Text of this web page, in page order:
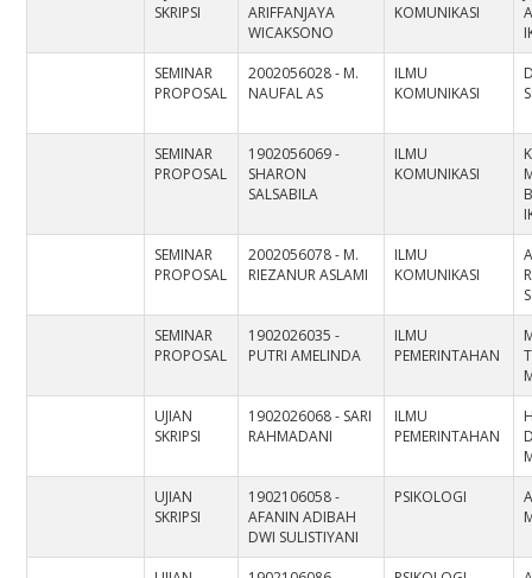
SKRIPSI
ARIFFANJAYA
WICAKSONO
KOMUNIKASI
SEMINAR
PROPOSAL
2002056028 - M.
NAUFAL AS
ILMU
KOMUNIKASI
SEMINAR
PROPOSAL
1902056069 -
SHARON
SALSABILA
ILMU
KOMUNIKASI
SEMINAR
PROPOSAL
2002056078 - M.
RIEZANUR ASLAMI
ILMU
KOMUNIKASI
SEMINAR
PROPOSAL
1902026035 -
PUTRI AMELINDA
ILMU
PEMERINTAHAN
UJIAN
SKRIPSI
1902026068 - SARI
RAHMADANI
ILMU
PEMERINTAHAN
UJIAN
SKRIPSI
1902106058 -
AFANIN ADIBAH
DWI SULISTIYANI
PSIKOLOGI